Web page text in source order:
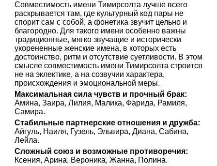
Совместимость имени Тимирсолта лучше всего
раскрывается там, где культурный код пары не
спорит сам с собой, а фонетика звучит цельно и
благородно. Для такого имени особенно важны
традиционные, мягко звучащие и исторически
укорененные женские имена, в которых есть
достоинство, ритм и отсутствие суетливости. В этом
смысле совместимость имени Тимирсолта строится
не на эклектике, а на созвучии характера,
происхождения и эмоциональной меры.
Максимальная сила чувств и прочный брак:
Амина, Заира, Лилия, Малика, Фарида, Рамиля,
Самира.
Стабильные партнерские отношения и дружба:
Айгуль, Наиля, Гузель, Эльвира, Диана, Сабина,
Лейла.
Сложный союз и возможные противоречия:
Ксения, Арина, Вероника, Жанна, Полина.